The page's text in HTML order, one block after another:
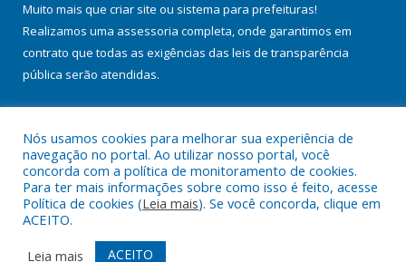
Muito mais que criar site ou sistema para prefeituras!
Realizamos uma assessoria completa, onde garantimos em
contrato que todas as exigências das leis de transparência
pública serão atendidas.
Todos os direitos reservados a Prefeitura Municipal de Baião.
Mapa do Site Acessar Área Administrativa
Nós usamos cookies para melhorar sua experiência de
navegação no portal. Ao utilizar nosso portal, você
concorda com a política de monitoramento de cookies.
Para ter mais informações sobre como isso é feito, acesse
Política de cookies (Leia mais). Se você concorda, clique em
ACEITO.
Leia mais
ACEITO